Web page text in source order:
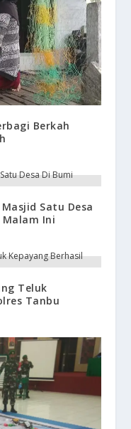
Berkah
Satu Desa
Malam Ini
Teluk
Tanbu